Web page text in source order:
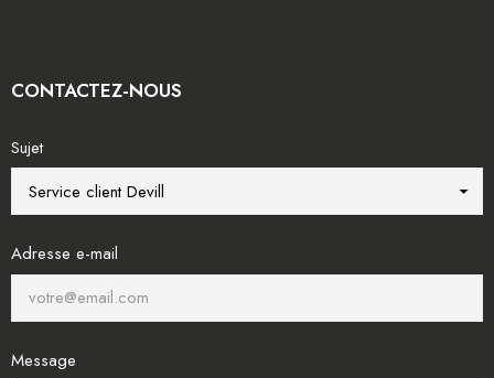
CONTACTEZ-NOUS
Sujet
Adresse e-mail
Message